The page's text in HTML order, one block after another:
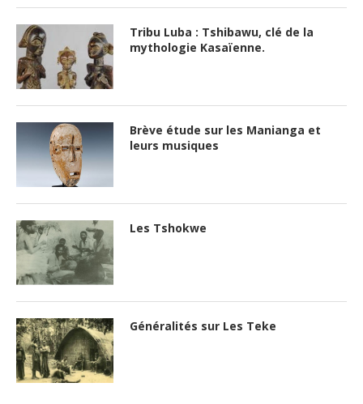
Tribu Luba : Tshibawu, clé de la
mythologie Kasaïenne.
Brève étude sur les Manianga et
leurs musiques
Les Tshokwe
Généralités sur Les Teke